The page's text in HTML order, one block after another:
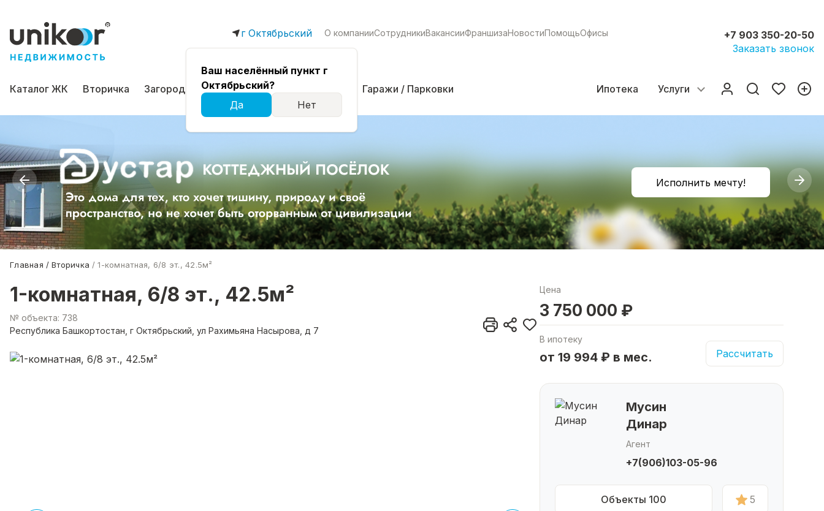
г Октябрьский
Ваш населённый пункт г
Октябрьский?
Да
Нет
О компанииСотрудникиВакансииФраншизаНовостиПомощьОфисы
+7 903 350-20-50
Заказать звонок
Каталог ЖК Вторичка Загородная Коммерческая Гаражи / Парковки Ипотека Услуги
Исполнить мечту!
Главная Вторичка 1-комнатная, 6/8 эт., 42.5м²
1-комнатная, 6/8 эт., 42.5м²
№ объекта: 738
Республика Башкортостан, г Октябрьский, ул Рахимьяна Насырова, д 7
Цена
3 750 000 ₽
В ипотеку
от 19 994 ₽ в мес. Рассчитать
Мусин
Динар
Агент
+7(906)103-05-96
Объекты 100 5